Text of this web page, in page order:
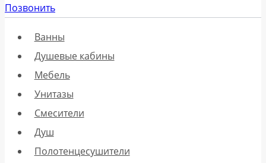
Позвонить
Ванны
Душевые кабины
Мебель
Унитазы
Смесители
Душ
Полотенцесушители